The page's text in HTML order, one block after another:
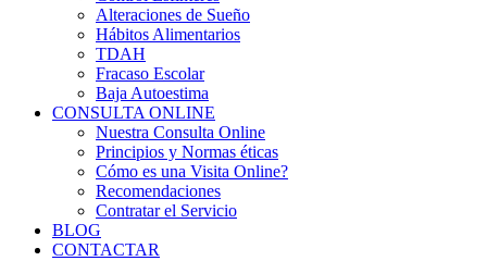
Alteraciones de Sueño
Hábitos Alimentarios
TDAH
Fracaso Escolar
Baja Autoestima
CONSULTA ONLINE
Nuestra Consulta Online
Principios y Normas éticas
Cómo es una Visita Online?
Recomendaciones
Contratar el Servicio
BLOG
CONTACTAR